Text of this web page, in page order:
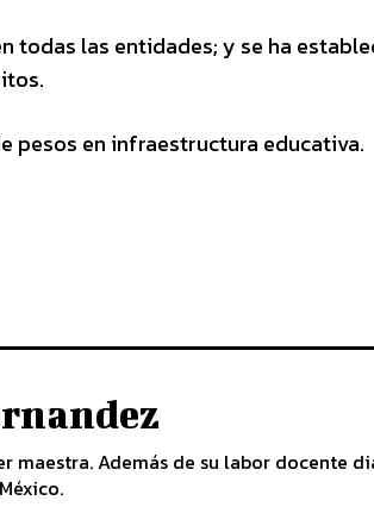
todas las entidades; y se ha
pesos en infraestructura educativa.
maestra. Además de su labor docente